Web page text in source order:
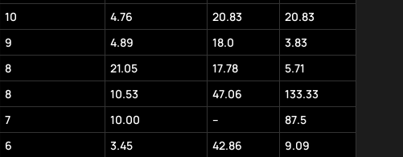
10 4.76 20.83
20.83
9 4.89 18.0
3.83
8 21.05 17.78
5.71
8 10.53 47.06
133.33
7 10.00 –
87.5
6 3.45 42.86
9.09